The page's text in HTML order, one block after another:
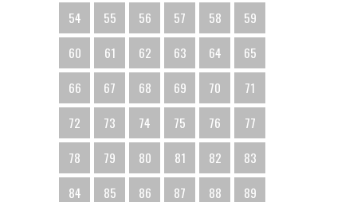
54
55 56 57 58
59
60
61 62 63 64
65
66
67 68 69 70
71
72
73 74 75 76
77
78
79 80 81 82
83
84
85 86 87 88
89